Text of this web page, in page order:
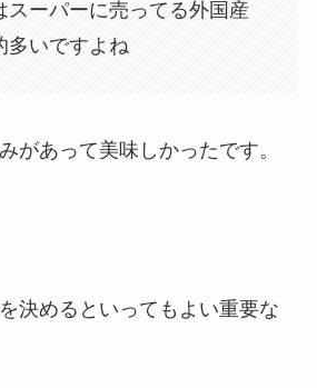
スーパーに売ってる外国産
多いですよね
があって美味しかったです。
決めるといってもよい重要な